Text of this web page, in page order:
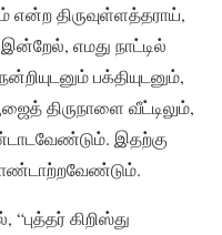
என்ற திருவுள்ளத்தராய்,
எமது நாட்டில்
பக்தியுடனும்,
திருநாளை வீட்டிலும்,
இதற்கு
கிறிஸ்து